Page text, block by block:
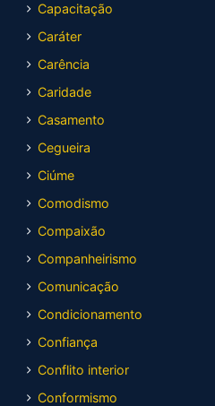
Capacitação
Caráter
Carência
Caridade
Casamento
Cegueira
Ciúme
Comodismo
Compaixão
Companheirismo
Comunicação
Condicionamento
Confiança
Conflito interior
Conformismo